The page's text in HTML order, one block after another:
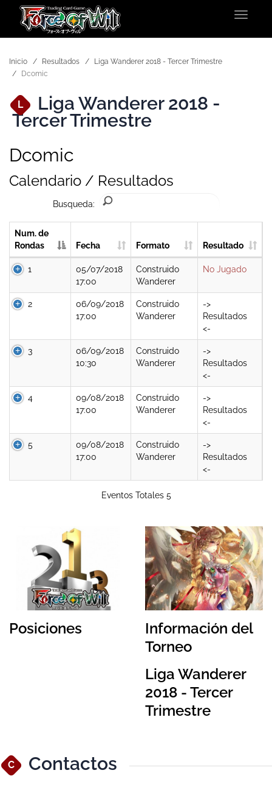
Toggle
Inicio Resultados
Liga Wanderer 2018 - Tercer Trimestre
Dcomic
L Liga Wanderer 2018 -
Tercer Trimestre
Dcomic
Calendario / Resultados
Busqueda:
Num. de
Rondas
Fecha Formato Resultado
1
05/07/2018
17:00
Construido
Wanderer
No Jugado
2
06/09/2018
17:00
Construido
Wanderer
->
Resultados
<-
3
06/09/2018
10:30
Construido
Wanderer
->
Resultados
<-
4
09/08/2018
17:00
Construido
Wanderer
->
Resultados
<-
5
09/08/2018
17:00
Construido
Wanderer
->
Resultados
<-
Eventos Totales 5
Posiciones
Información del
Torneo
Liga Wanderer
2018 - Tercer
Trimestre
C Contactos